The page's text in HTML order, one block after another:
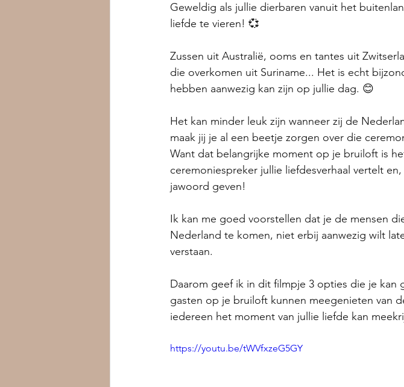
Geweldig als jullie dierbaren vanuit het
liefde te vieren! 💞
Zussen uit Australië, ooms en tantes uit
die overkomen uit Suriname... Het is echt
hebben aanwezig kan zijn op jullie dag. 😊
Het kan minder leuk zijn wanneer zij de
maak jij je al een beetje zorgen over die
Want dat belangrijke moment op je bruiloft is
ceremoniespreker jullie liefdesverhaal vertelt
jawoord geven!
Ik kan me goed voorstellen dat je de mensen
Nederland te komen, niet erbij aanwezig wilt
verstaan.
Daarom geef ik in dit filmpje 3 opties die je
gasten op je bruiloft kunnen meegenieten van
iedereen het moment van jullie liefde kan
https://youtu.be/tWVfxzeG5GY